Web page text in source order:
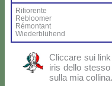
Ri­fio­ren­te
Re­bloo­mer
Ré­mon­tant
Wie­der­blü­hend
Clic­ca­re sui
iris del­lo
sul­la mia col­li­na.